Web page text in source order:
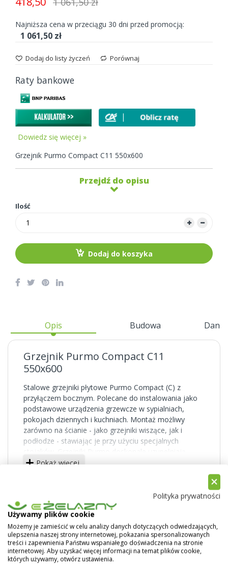
Najniższa cena w przeciągu 30 dni przed promocją:
1 061,50 zł
Dodaj do listy życzeń Porównaj
Raty bankowe
Dowiedz się więcej »
Grzejnik Purmo Compact C11 550x600
Przejdź do opisu
Ilość
Dodaj do koszyka
Opis Budowa Dane
Grzejnik Purmo Compact C11
550x600
Stalowe grzejniki płytowe Purmo Compact (C) z
przyłączem bocznym. Polecane do instalowania jako
podstawowe urządzenia grzewcze w sypialniach,
pokojach dziennych i kuchniach. Montaż możliwy
zarówno na ścianie - jako grzejniki wiszące, jak i
podłodze - stawiając je przy użyciu specjalnych
stojaków. Grzejniki Purmo doskonale uzupełniają
domową instalację grzewczą.
powierzchnia górna przykryta osłoną typu grill. Duża
liczba typów i rozmiarów pozwala dobrać idealny
grzejnik do każdego pomieszczenia.
Grzejniki typu C posiadają cztery boczne otwory
przyłączeniowe (z gwintem wewnętrznym) w każdym
narożniku grzejnika.
Pokaż więcej
Polityka prywatności
Używamy plików cookie
Możemy je zamieścić w celu analizy danych dotyczących odwiedzających,
ulepszenia naszej strony internetowej, pokazania spersonalizowanych
treści i zapewnienia Państwu wspaniałego doświadczenia na stronie
internetowej. Aby uzyskać więcej informacji na temat plików cookie,
których używamy, otwórz ustawienia.